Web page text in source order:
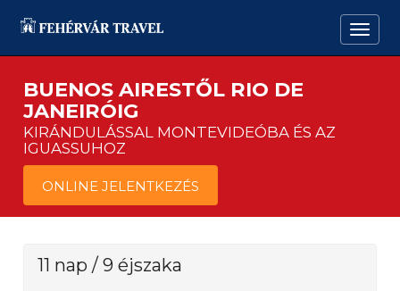
BUENOS AIRESTŐL RIO DE
JANEIRÓIG
KIRÁNDULÁSSAL MONTEVIDEÓBA ÉS AZ
IGUASSUHOZ
ONLINE JELENTKEZÉS
11 nap / 9 éjszaka